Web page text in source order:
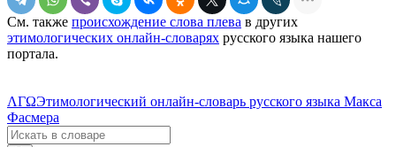
См. также происхождение слова плева в других
этимологических онлайн-словарях русского языка нашего
портала.
ΛΓΩЭтимологический онлайн-словарь русского языка Макса
Фасмера